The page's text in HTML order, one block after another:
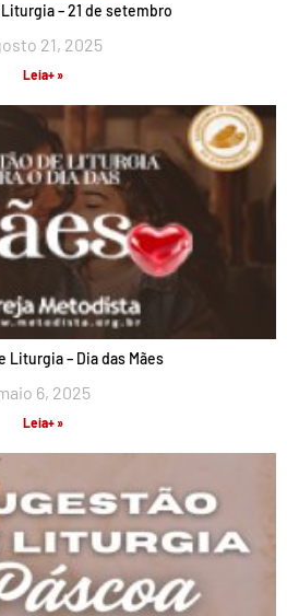
– 21 de setembro
21, 2025
Leia+ »
Liturgia – Dia das Mães
6, 2025
Leia+ »